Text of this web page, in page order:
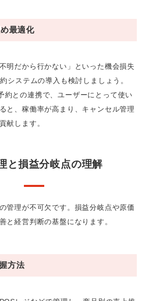
最適化
明だから行かない」といった機会損失
システムの導入も検討しましょう。
約との連携で、ユーザーにとって使い
と、稼働率が高まり、キャンセル管理
献します。
と損益分岐点の理解
管理が不可欠です。損益分岐点や原価
と経営判断の基盤になります。
方法